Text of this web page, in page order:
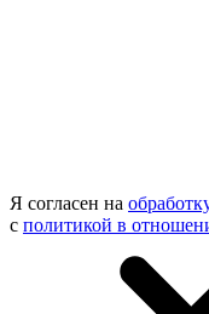
Я согласен на
с политикой в